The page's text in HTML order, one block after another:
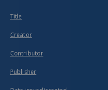
Title
Creator
Contributor
Publisher